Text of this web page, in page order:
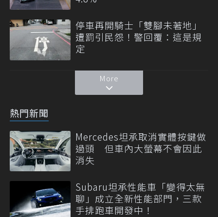
停車再開騎士「雙腳未著地」
遭罰引民怨！警回覆：這是規
定
More
熱門新聞
Mercedes坦承取消實體按鍵做
過頭 但車內大螢幕不會因此
消失
Subaru坦承性能車「變得太無
聊」成立全新性能部門，三款
手排跑車開發中！